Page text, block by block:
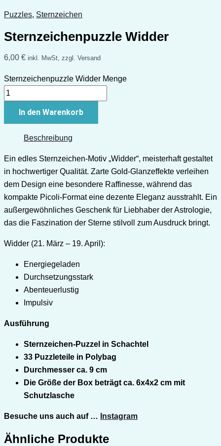
Puzzles, Sternzeichen
Sternzeichenpuzzle Widder
6,00 € inkl. MwSt, zzgl. Versand
Sternzeichenpuzzle Widder Menge
In den Warenkorb
Beschreibung
Ein edles Sternzeichen-Motiv „Widder“, meisterhaft gestaltet
in hochwertiger Qualität. Zarte Gold-Glanzeffekte verleihen
dem Design eine besondere Raffinesse, während das
kompakte Picoli-Format eine dezente Eleganz ausstrahlt. Ein
außergewöhnliches Geschenk für Liebhaber der Astrologie,
das die Faszination der Sterne stilvoll zum Ausdruck bringt.
Widder (21. März – 19. April):
Energiegeladen
Durchsetzungsstark
Abenteuerlustig
Impulsiv
Ausführung
Sternzeichen-Puzzel in Schachtel
33 Puzzleteile in Polybag
Durchmesser ca. 9 cm
Die Größe der Box beträgt ca. 6x4x2 cm mit
Schutzlasche
Besuche uns auch auf … Instagram
Ähnliche Produkte